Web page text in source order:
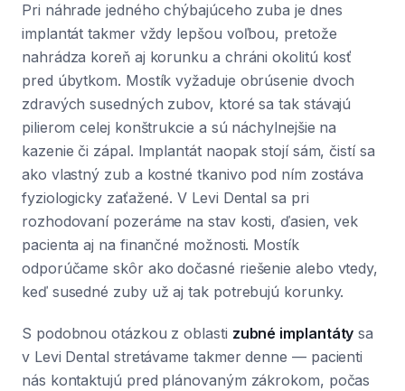
Pri náhrade jedného chýbajúceho zuba je dnes
implantát takmer vždy lepšou voľbou, pretože
nahrádza koreň aj korunku a chráni okolitú kosť
pred úbytkom. Mostík vyžaduje obrúsenie dvoch
zdravých susedných zubov, ktoré sa tak stávajú
pilierom celej konštrukcie a sú náchylnejšie na
kazenie či zápal. Implantát naopak stojí sám, čistí sa
ako vlastný zub a kostné tkanivo pod ním zostáva
fyziologicky zaťažené. V Levi Dental sa pri
rozhodovaní pozeráme na stav kosti, ďasien, vek
pacienta aj na finančné možnosti. Mostík
odporúčame skôr ako dočasné riešenie alebo vtedy,
keď susedné zuby už aj tak potrebujú korunky.
S podobnou otázkou z oblasti zubné implantáty sa
v Levi Dental stretávame takmer denne — pacienti
nás kontaktujú pred plánovaným zákrokom, počas